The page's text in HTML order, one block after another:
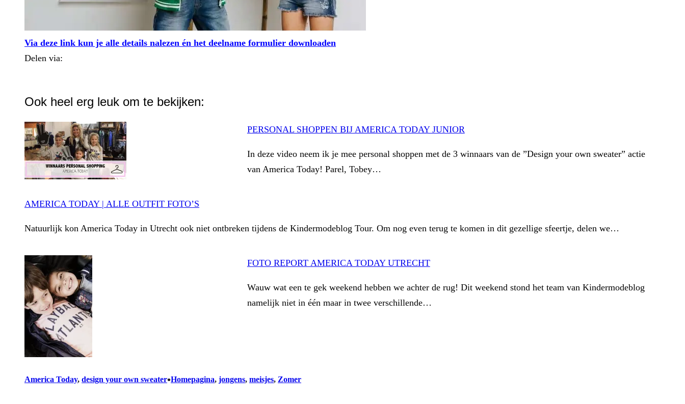
Via deze link kun je alle details nalezen én het deelname formulier downloaden
Delen via:
Ook heel erg leuk om te bekijken:
PERSONAL SHOPPEN BIJ AMERICA TODAY JUNIOR
In deze video neem ik je mee personal shoppen met de 3 winnaars van de ”Design your own sweater” actie
van America Today! Parel, Tobey…
AMERICA TODAY | ALLE OUTFIT FOTO’S
Natuurlijk kon America Today in Utrecht ook niet ontbreken tijdens de Kindermodeblog Tour. Om nog even terug te komen in dit gezellige sfeertje, delen we…
FOTO REPORT AMERICA TODAY UTRECHT
Wauw wat een te gek weekend hebben we achter de rug! Dit weekend stond het team van Kindermodeblog
namelijk niet in één maar in twee verschillende…
America Today, design your own sweater•Homepagina, jongens, meisjes, Zomer